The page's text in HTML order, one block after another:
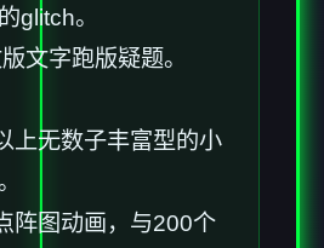
glitch。
文字跑版疑题。
上无数子丰富型的小
阵图动画，与200个